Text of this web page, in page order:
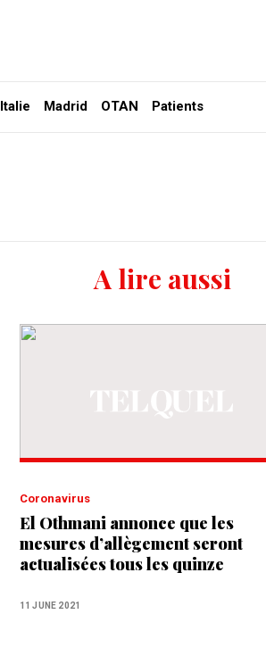
Italie Madrid OTAN Patients
A lire aussi
Coronavirus
El Othmani annonce que les
mesures d’allègement seront
actualisées tous les quinze
11 JUNE 2021